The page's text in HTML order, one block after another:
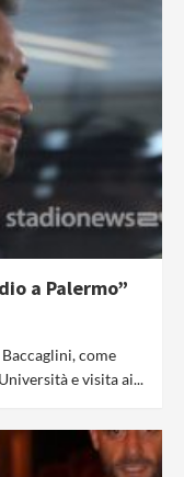
a Palermo”
come
e visita ai...